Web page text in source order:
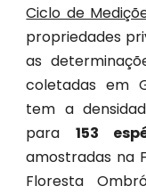
Ciclo de
propriedades
as
coletadas em
tem a
para 153
amostradas na
Floresta